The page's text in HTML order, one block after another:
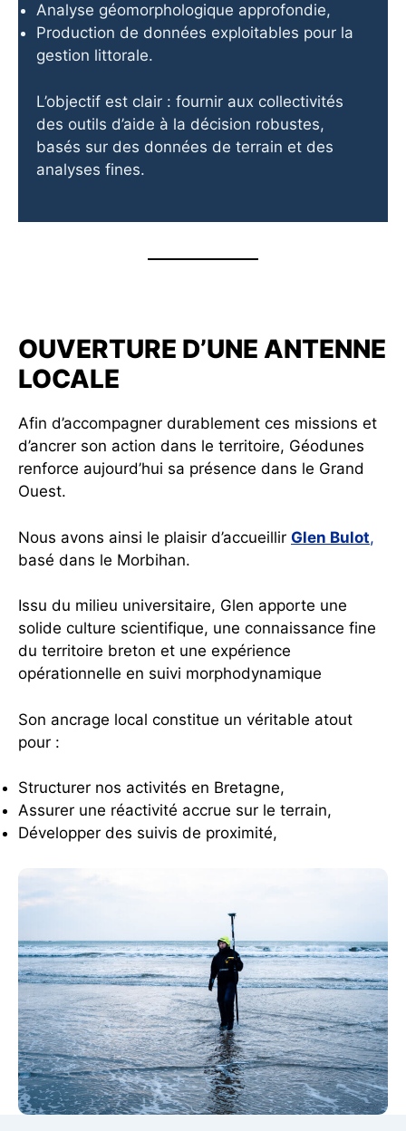
Analyse géomorphologique approfondie,
Production de données exploitables pour la
gestion littorale.
L’objectif est clair : fournir aux collectivités
des outils d’aide à la décision robustes,
basés sur des données de terrain et des
analyses fines.
OUVERTURE D’UNE ANTENNE
LOCALE
Afin d’accompagner durablement ces missions et
d’ancrer son action dans le territoire, Géodunes
renforce aujourd’hui sa présence dans le Grand
Ouest.
Nous avons ainsi le plaisir d’accueillir Glen Bulot,
basé dans le Morbihan.
Issu du milieu universitaire, Glen apporte une
solide culture scientifique, une connaissance fine
du territoire breton et une expérience
opérationnelle en suivi morphodynamique
Son ancrage local constitue un véritable atout
pour :
Structurer nos activités en Bretagne,
Assurer une réactivité accrue sur le terrain,
Développer des suivis de proximité,